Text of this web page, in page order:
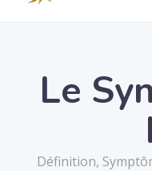
Le
Définition,